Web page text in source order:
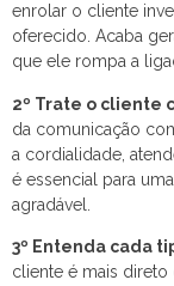
enrolar o cliente
oferecido. Acaba
que ele rompa a
2º Trate o cliente
da comunicação
a cordialidade,
é essencial para
agradável.
3º Entenda cada
cliente é mais